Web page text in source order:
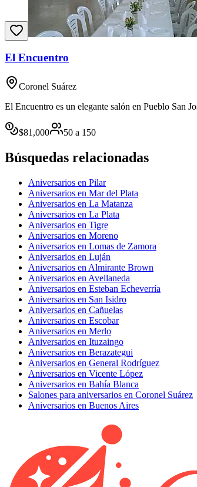
El Encuentro
Coronel Suárez
El Encuentro es un elegante salón en Pueblo San
$81,000 50 a 150
Búsquedas relacionadas
Aniversarios en Pilar
Aniversarios en Mar del Plata
Aniversarios en La Matanza
Aniversarios en La Plata
Aniversarios en Tigre
Aniversarios en Moreno
Aniversarios en Lomas de Zamora
Aniversarios en Luján
Aniversarios en Almirante Brown
Aniversarios en Avellaneda
Aniversarios en Esteban Echeverría
Aniversarios en San Isidro
Aniversarios en Cañuelas
Aniversarios en Escobar
Aniversarios en Merlo
Aniversarios en Ituzaingo
Aniversarios en Berazategui
Aniversarios en General Rodríguez
Aniversarios en Vicente López
Aniversarios en Bahía Blanca
Salones para aniversarios en Coronel Suárez
Aniversarios en Buenos Aires